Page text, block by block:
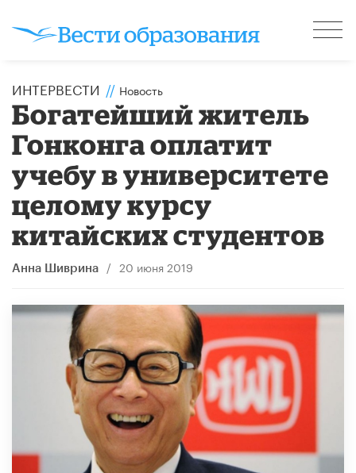
ИНТЕРВЕСТИ // Новость
Богатейший житель
Гонконга оплатит
учебу в университете
целому курсу
китайских студентов
Анна Шиврина / 20 июня 2019